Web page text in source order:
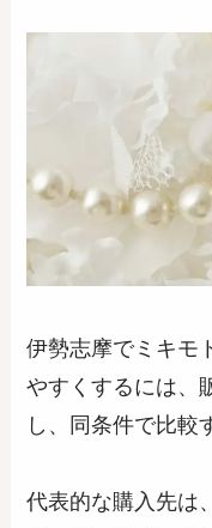
伊勢志摩でミキモ
やすくするには、
し、同条件で比較
代表的な購入先は